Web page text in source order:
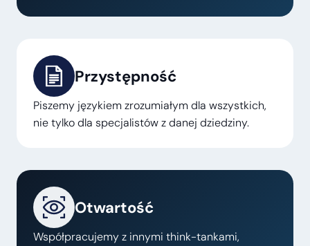
Przystępność
Piszemy językiem zrozumiałym dla wszystkich,
nie tylko dla specjalistów z danej dziedziny.
Otwartość
Współpracujemy z innymi think-tankami,